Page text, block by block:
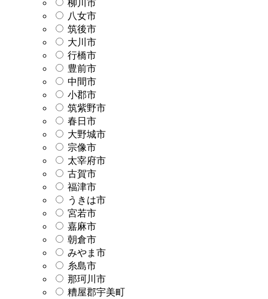
柳川市
八女市
筑後市
大川市
行橋市
豊前市
中間市
小郡市
筑紫野市
春日市
大野城市
宗像市
太宰府市
古賀市
福津市
うきは市
宮若市
嘉麻市
朝倉市
みやま市
糸島市
那珂川市
糟屋郡宇美町